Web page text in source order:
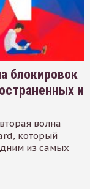
блокировок
и
волна
который
из самых